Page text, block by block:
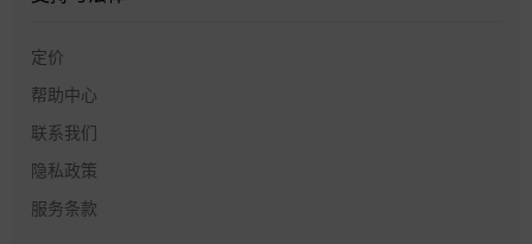
定价
帮助中心
联系我们
隐私政策
服务条款